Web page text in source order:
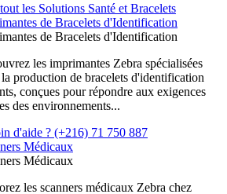
les Solutions Santé et Bracelets
de Bracelets d'Identification
de Bracelets d'Identification
les imprimantes Zebra spécialisées
la production de bracelets d'identification
conçues pour répondre aux exigences
des environnements...
d'aide ? (+216) 71 750 887
Médicaux
Médicaux
les scanners médicaux Zebra chez